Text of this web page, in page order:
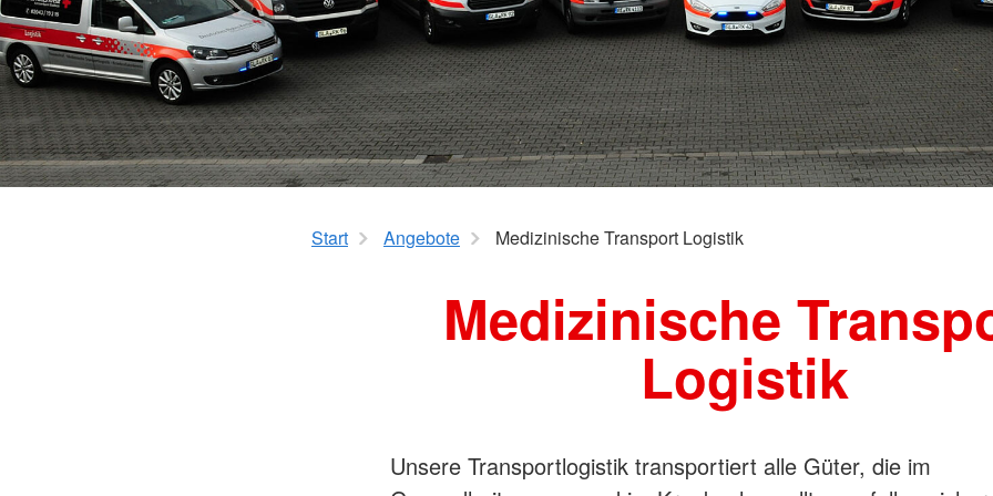
Start Angebote Medizinische Transport Logistik
Medizinische
Logistik
Unsere Transportlogistik transportiert alle Güter, die im